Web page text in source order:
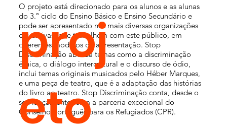
O projeto está direcionado para os alunos e as alunas
do 3.º ciclo do Ensino Básico e Ensino Secundário e
pode ser apresentado nas mais diversas organizações
educativas, que trabalhem com este público, em
diferentes modelos de apresentação. Stop
Discriminação aborda temas como a discriminação
étnica, o diálogo intercultural e o discurso de ódio,
inclui temas originais musicados pelo Héber Marques,
e uma peça de teatro, que é a adaptação das histórias
do livro ao teatro. Stop Discriminação conta, desde o
seu lançamento, com a parceria excecional do
Conselho Português para os Refugiados (CPR).
proj
eto